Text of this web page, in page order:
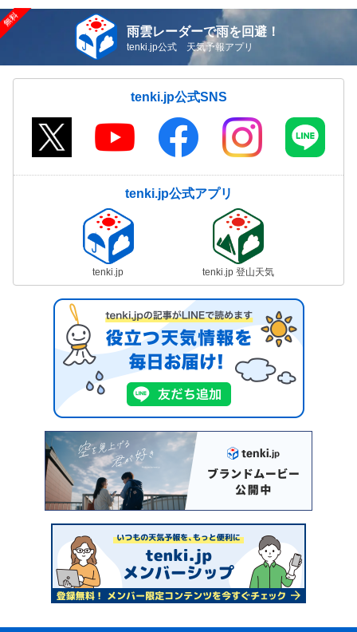
雨雲レーダーで雨を回避！
tenki.jp公式 天気予報アプリ
tenki.jp公式SNS
tenki.jp公式アプリ
tenki.jp tenki.jp 登山天気